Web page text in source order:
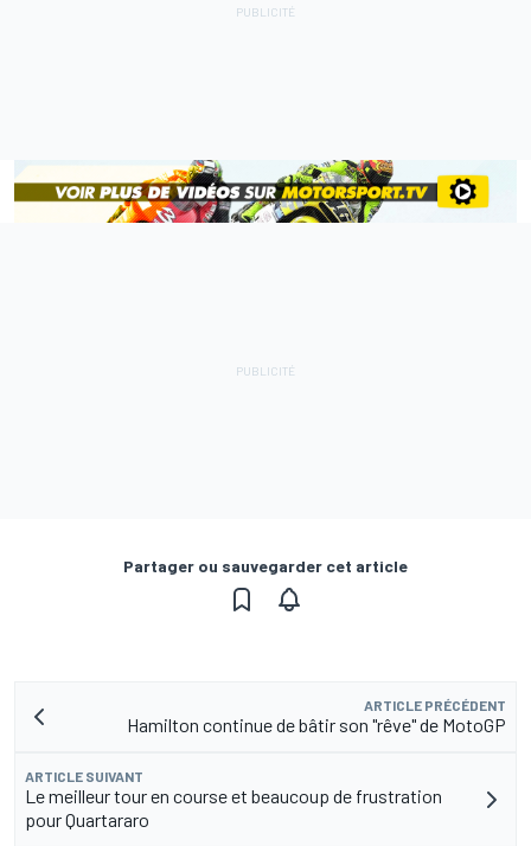
Partager ou sauvegarder cet article
ARTICLE PRÉCÉDENT
Hamilton continue de bâtir son "rêve" de MotoGP
ARTICLE SUIVANT
Le meilleur tour en course et beaucoup de frustration
pour Quartararo